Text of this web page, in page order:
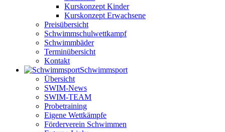
Kurskonzept Kinder
Kurskonzept Erwachsene
Preis­über­sicht
Schwimm­schul­wett­kampf
Schwimm­bäder
Terminübersicht
Kontakt
Schwimm­sport
Übersicht
SWIM-News
SWIM-TEAM
Probe­training
Eigene Wettkämpfe
Förderverein Schwimmen